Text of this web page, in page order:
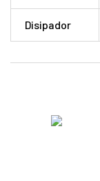
Disipador